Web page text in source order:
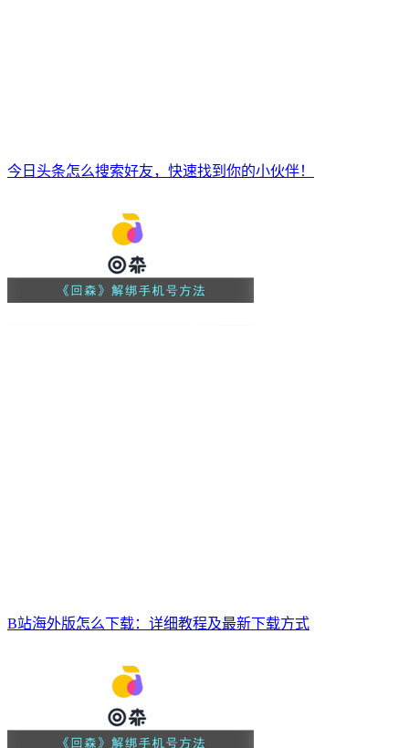
今日头条怎么搜索好友，快速找到你的小伙伴！
B站海外版怎么下载：详细教程及最新下载方式